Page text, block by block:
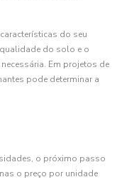
do seu
do solo e o
Em projetos de
pode determinar a
o próximo passo
o preço por unidade